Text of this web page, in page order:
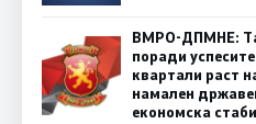
ВМРО-ДПМНЕ:
поради
квартали раст
намален
економска